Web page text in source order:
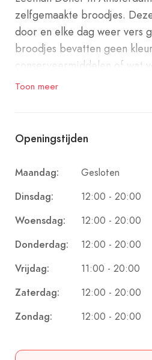
zelfgemaakte broodjes.
door en elke dag weer vers
broodjes bevatten geen
conserveermiddelen of wat
ook. Dat proeft men gelijk.
Toon meer
Openingstijden
Maandag: Gesloten
Dinsdag: 12:00 - 20:00
Woensdag: 12:00 - 20:00
Donderdag: 12:00 - 20:00
Vrijdag: 11:00 - 20:00
Zaterdag: 12:00 - 20:00
Zondag: 12:00 - 20:00